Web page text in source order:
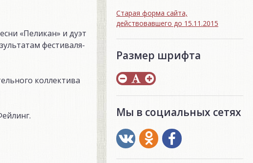
«Пеликан» и дуэт
фестиваля-
коллектива
Старая форма сайта,
действовавшего до 15.11.2015
Размер шрифта
Мы в социальных сетях